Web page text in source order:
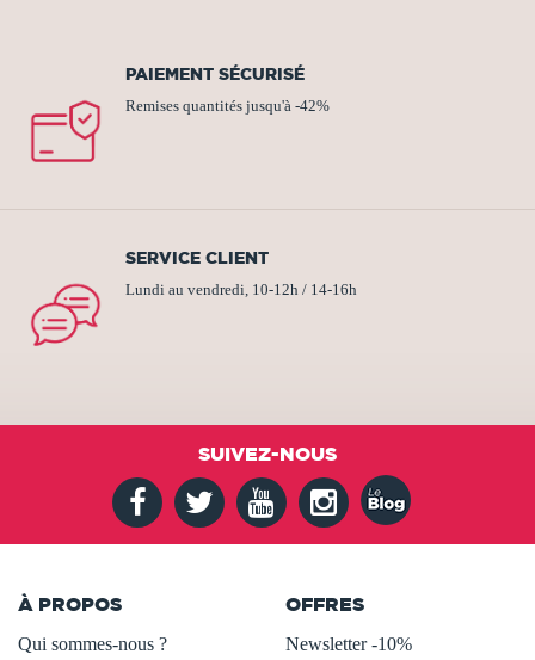
PAIEMENT SÉCURISÉ
Remises quantités jusqu'à -42%
SERVICE CLIENT
Lundi au vendredi, 10-12h / 14-16h
SUIVEZ-NOUS
À PROPOS
Qui sommes-nous ?
OFFRES
Newsletter -10%